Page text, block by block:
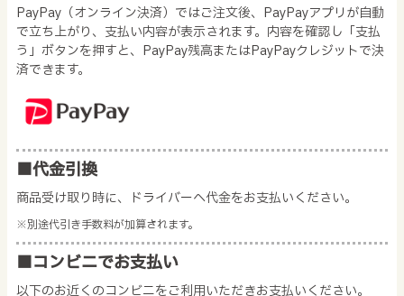
PayPay（オンライン決済）ではご注文後、PayPayアプリが自動
で立ち上がり、支払い内容が表示されます。内容を確認し「支払
う」ボタンを押すと、PayPay残高またはPayPayクレジットで決
済できます。
■代金引換
商品受け取り時に、ドライバーへ代金をお支払いください。
※別途代引き手数料が加算されます。
■コンビニでお支払い
以下のお近くのコンビニをご利用いただきお支払いください。